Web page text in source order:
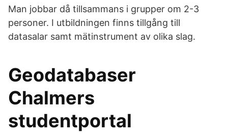
Man jobbar då tillsammans i grupper om 2-3
personer. I utbildningen finns tillgång till
datasalar samt mätinstrument av olika slag.
Geodatabaser
Chalmers
studentportal